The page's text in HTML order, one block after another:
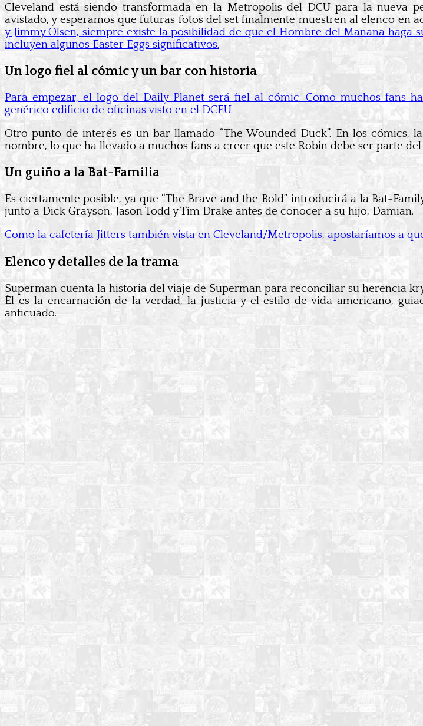
Cleveland está siendo transformada en la Metropolis del DCU para la nueva
avistado, y esperamos que futuras fotos del set finalmente muestren al elenco en
y Jimmy Olsen, siempre existe la posibilidad de que el Hombre del Mañana haga
incluyen algunos Easter Eggs significativos.
Un logo fiel al cómic y un bar con historia
Para empezar, el logo del Daily Planet será fiel al cómic. Como muchos fans
genérico edificio de oficinas visto en el DCEU.
Otro punto de interés es un bar llamado “The Wounded Duck”. En los
nombre, lo que ha llevado a muchos fans a creer que este Robin debe ser parte del
Un guiño a la Bat-Familia
Es ciertamente posible, ya que “The Brave and the Bold” introducirá a la Bat-
junto a Dick Grayson, Jason Todd y Tim Drake antes de conocer a su hijo, Damian.
Como la cafetería Jitters también vista en Cleveland/Metropolis, apostaríamos a
Elenco y detalles de la trama
Superman cuenta la historia del viaje de Superman para reconciliar su herencia
Él es la encarnación de la verdad, la justicia y el estilo de vida americano,
anticuado.